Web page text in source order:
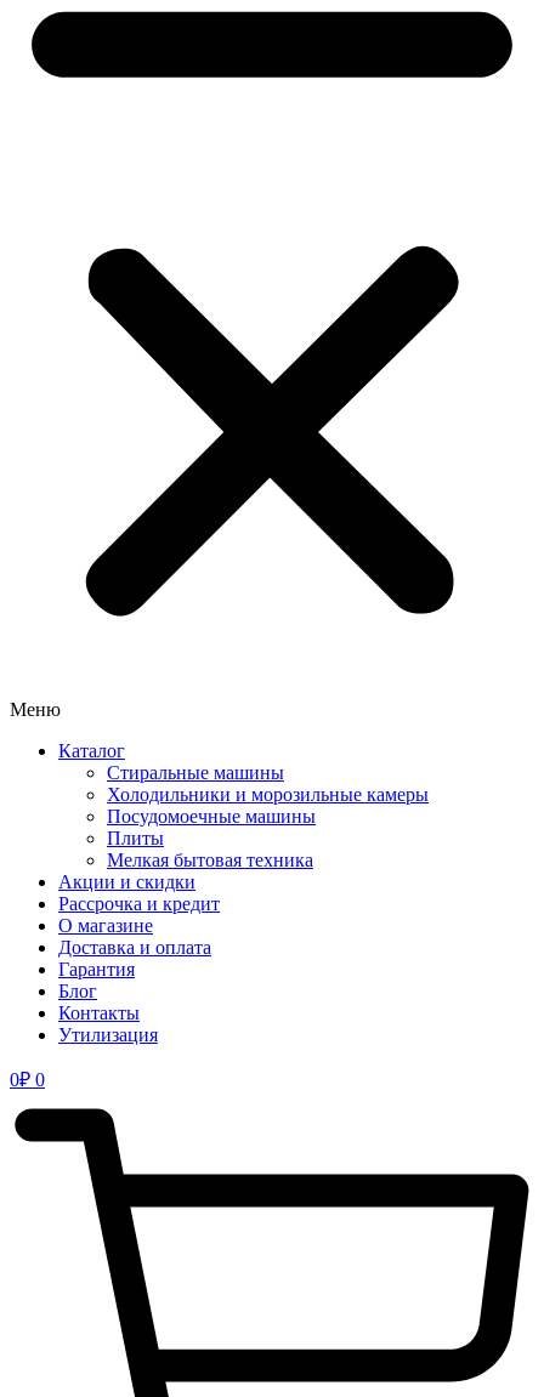
Меню
Каталог
Стиральные машины
Холодильники и морозильные камеры
Посудомоечные машины
Плиты
Мелкая бытовая техника
Акции и скидки
Рассрочка и кредит
О магазине
Доставка и оплата
Гарантия
Блог
Контакты
Утилизация
0₽ 0